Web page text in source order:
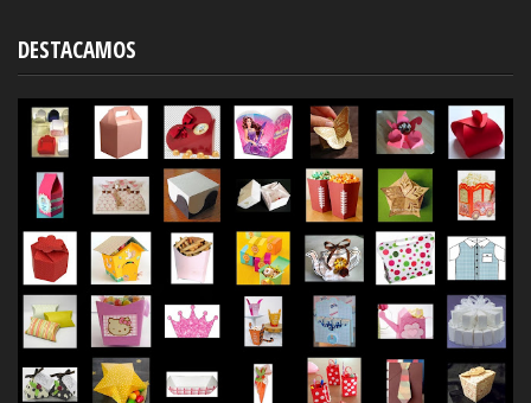
DESTACAMOS